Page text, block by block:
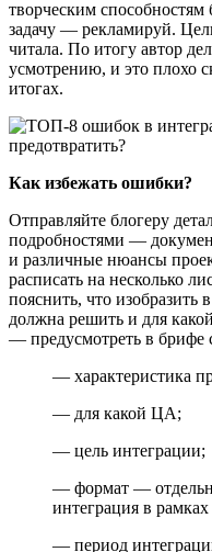
творческим
задачу — рекламируй.
читала. По итогу автор
усмотрению, и это плохо
итогах.
Как избежать ошибки?
Отправляйте блогеру
подробностями —
и различные нюансы
расписать на несколько
пояснить, что изобразить
должна решить и для
— предусмотреть в
— характеристика
— для какой ЦА;
— цель интеграции;
— формат —
интеграция в
— период